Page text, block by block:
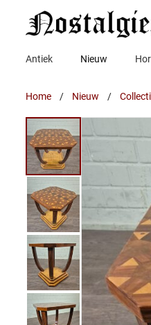
inhoudAntiek Nieuw
Home / Nieuw /